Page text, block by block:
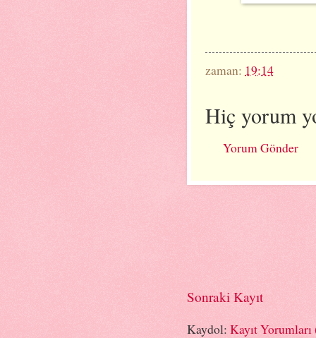
zaman: 19:14
Hiç yorum
Yorum Gönder
Sonraki Kayıt
Kaydol: Kayıt